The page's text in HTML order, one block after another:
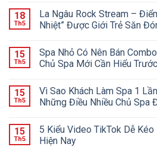
18
Th5
La Ngâu Rock Stream –
Nhiệt” Được Giới Trẻ Săn
15
Th5
Spa Nhỏ Có Nên Bán
Chủ Spa Mới Cần Hiểu
15
Th5
Vì Sao Khách Làm Spa 1
Những Điều Nhiều Chủ Spa
15
Th5
5 Kiểu Video TikTok Dễ
Hiện Nay